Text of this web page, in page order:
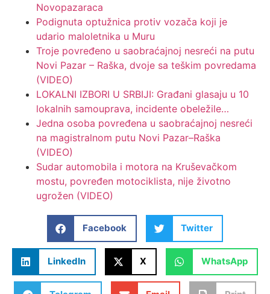
Novopazaraca
Podignuta optužnica protiv vozača koji je
udario maloletnika u Muru
Troje povređeno u saobraćajnoj nesreći na putu
Novi Pazar – Raška, dvoje sa teškim povredama
(VIDEO)
LOKALNI IZBORI U SRBIJI: Građani glasaju u 10
lokalnih samouprava, incidente obeležile…
Jedna osoba povređena u saobraćajnoj nesreći
na magistralnom putu Novi Pazar–Raška
(VIDEO)
Sudar automobila i motora na Kruševačkom
mostu, povređen motociklista, nije životno
ugrožen (VIDEO)
Facebook Twitter
LinkedIn X WhatsApp